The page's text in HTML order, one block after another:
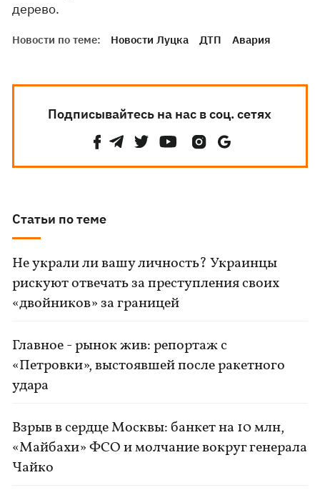
дерево.
Новости по теме: Новости Луцка ДТП Авария
Подписывайтесь на нас в соц. сетях
Статьи по теме
Не украли ли вашу личность? Украинцы
рискуют отвечать за преступления своих
«двойников» за границей
Главное - рынок жив: репортаж с
«Петровки», выстоявшей после ракетного
удара
Взрыв в сердце Москвы: банкет на 10 млн,
«Майбахи» ФСО и молчание вокруг генерала
Чайко